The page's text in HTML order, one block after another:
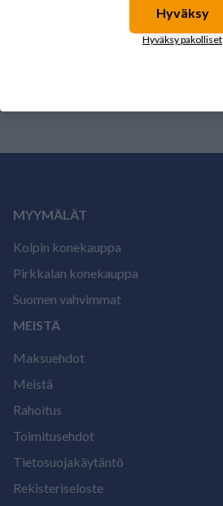
MYYMÄLÄT
Kolpin konekauppa
Pirkkalan konekauppa
Suomen vahvimmat
MEISTÄ
Maksuehdot
Meistä
Rahoitus
Toimitusehdot
Tietosuojakäytäntö
Rekisteriseloste
Hyväksy
Hyväksy pakolliset